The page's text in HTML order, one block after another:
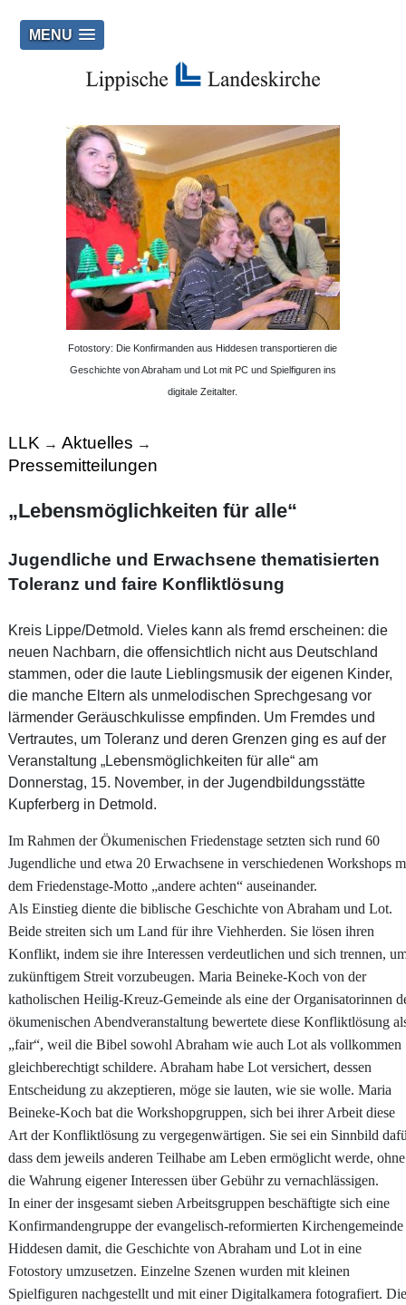
MENU
Fotostory: Die Konfirmanden aus Hiddesen transportieren die
Geschichte von Abraham und Lot mit PC und Spielfiguren ins
digitale Zeitalter.
LLK → Aktuelles →
Pressemitteilungen
„Lebensmöglichkeiten für alle“
Jugendliche und Erwachsene thematisierten
Toleranz und faire Konfliktlösung
Kreis Lippe/Detmold. Vieles kann als fremd erscheinen: die
neuen Nachbarn, die offensichtlich nicht aus Deutschland
stammen, oder die laute Lieblingsmusik der eigenen Kinder,
die manche Eltern als unmelodischen Sprechgesang vor
lärmender Geräuschkulisse empfinden. Um Fremdes und
Vertrautes, um Toleranz und deren Grenzen ging es auf der
Veranstaltung „Lebensmöglichkeiten für alle“ am
Donnerstag, 15. November, in der Jugendbildungsstätte
Kupferberg in Detmold.
Im Rahmen der Ökumenischen Friedenstage setzten sich rund 60
Jugendliche und etwa 20 Erwachsene in verschiedenen Workshops
dem Friedenstage-Motto „andere achten“ auseinander.
Als Einstieg diente die biblische Geschichte von Abraham und Lot.
Beide streiten sich um Land für ihre Viehherden. Sie lösen ihren
Konflikt, indem sie ihre Interessen verdeutlichen und sich trennen,
zukünftigem Streit vorzubeugen. Maria Beineke-Koch von der
katholischen Heilig-Kreuz-Gemeinde als eine der Organisatorinnen
ökumenischen Abendveranstaltung bewertete diese Konfliktlösung
„fair“, weil die Bibel sowohl Abraham wie auch Lot als vollkommen
gleichberechtigt schildere. Abraham habe Lot versichert, dessen
Entscheidung zu akzeptieren, möge sie lauten, wie sie wolle. Maria
Beineke-Koch bat die Workshopgruppen, sich bei ihrer Arbeit diese
Art der Konfliktlösung zu vergegenwärtigen. Sie sei ein Sinnbild
dass dem jeweils anderen Teilhabe am Leben ermöglicht werde, ohne
die Wahrung eigener Interessen über Gebühr zu vernachlässigen.
In einer der insgesamt sieben Arbeitsgruppen beschäftigte sich eine
Konfirmandengruppe der evangelisch-reformierten Kirchengemeinde
Hiddesen damit, die Geschichte von Abraham und Lot in eine
Fotostory umzusetzen. Einzelne Szenen wurden mit kleinen
Spielfiguren nachgestellt und mit einer Digitalkamera fotografiert. Die